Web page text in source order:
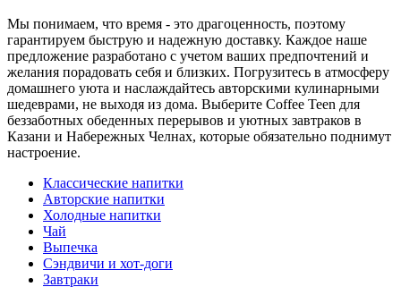
Мы понимаем, что время - это драгоценность, поэтому
гарантируем быструю и надежную доставку. Каждое наше
предложение разработано с учетом ваших предпочтений и
желания порадовать себя и близких. Погрузитесь в атмосферу
домашнего уюта и наслаждайтесь авторскими кулинарными
шедеврами, не выходя из дома. Выберите Coffee Teen для
беззаботных обеденных перерывов и уютных завтраков в
Казани и Набережных Челнах, которые обязательно поднимут
настроение.
Классические напитки
Авторские напитки
Холодные напитки
Чай
Выпечка
Сэндвичи и хот-доги
Завтраки